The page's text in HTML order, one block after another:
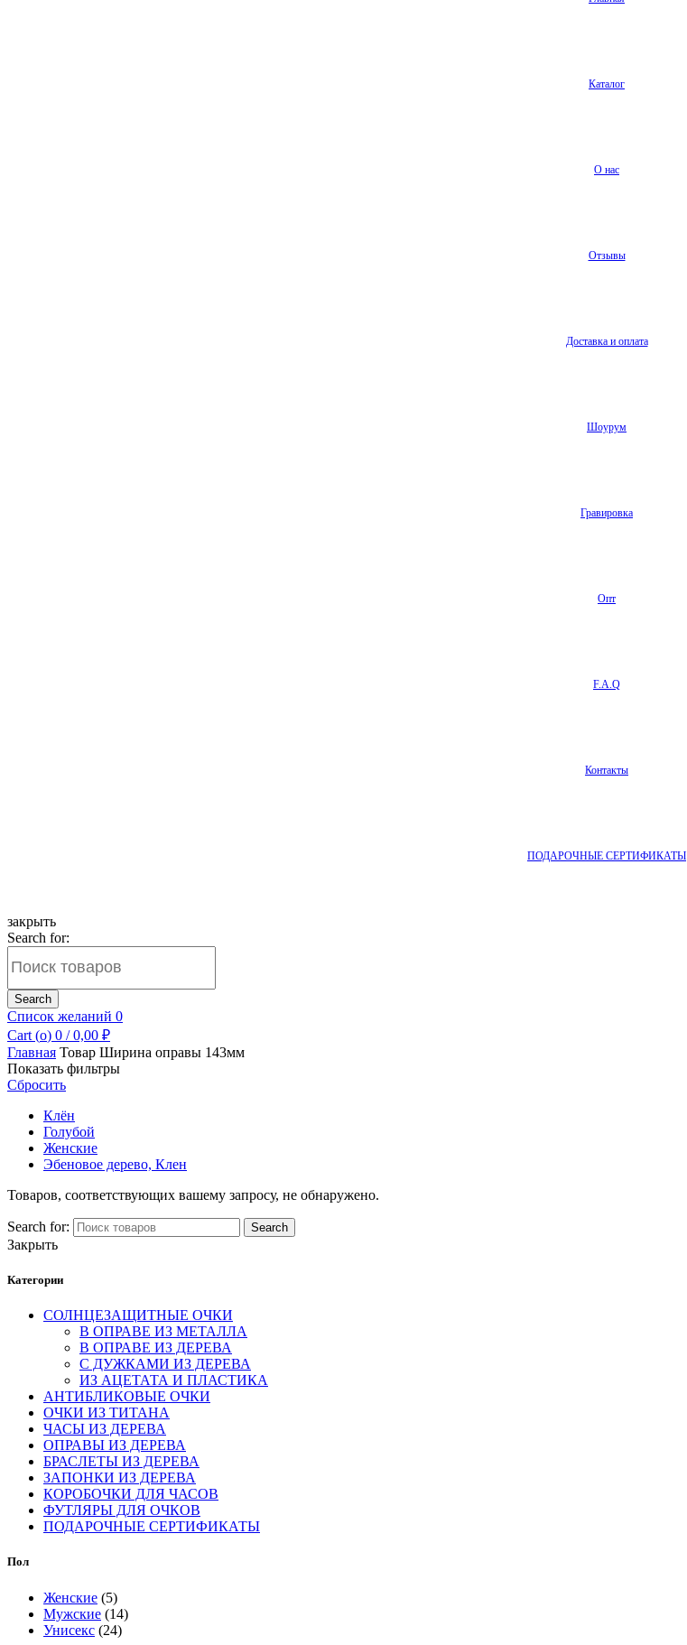
Каталог
О нас
Отзывы
Доставка и оплата
Шоурум
Гравировка
Опт
F.A.Q
Контакты
ПОДАРОЧНЫЕ СЕРТИФИКАТЫ
закрыть
Search for:
Search
Список желаний 0
Cart (o) 0 / 0,00 ₽
Главная Товар Ширина оправы 143мм
Показать фильтры
Сбросить
Клён
Голубой
Женские
Эбеновое дерево, Клен
Товаров, соответствующих вашему запросу, не обнаружено.
Search for: Search
Закрыть
Категории
СОЛНЦЕЗАЩИТНЫЕ ОЧКИ
В ОПРАВЕ ИЗ МЕТАЛЛА
В ОПРАВЕ ИЗ ДЕРЕВА
С ДУЖКАМИ ИЗ ДЕРЕВА
ИЗ АЦЕТАТА И ПЛАСТИКА
АНТИБЛИКОВЫЕ ОЧКИ
ОЧКИ ИЗ ТИТАНА
ЧАСЫ ИЗ ДЕРЕВА
ОПРАВЫ ИЗ ДЕРЕВА
БРАСЛЕТЫ ИЗ ДЕРЕВА
ЗАПОНКИ ИЗ ДЕРЕВА
КОРОБОЧКИ ДЛЯ ЧАСОВ
ФУТЛЯРЫ ДЛЯ ОЧКОВ
ПОДАРОЧНЫЕ СЕРТИФИКАТЫ
Пол
Женские (5)
Мужские (14)
Унисекс (24)